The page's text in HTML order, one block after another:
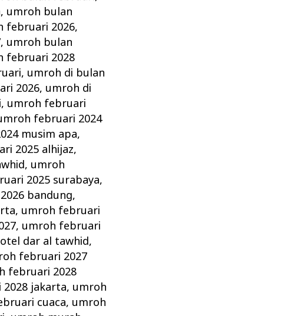
, umroh bulan
februari 2026,
, umroh bulan
februari 2028
, umroh di bulan
2026, umroh di
, umroh februari
februari 2024
musim apa,
2025 alhijaz,
, umroh
2025 surabaya,
bandung,
, umroh februari
, umroh februari
dar al tawhid,
februari 2027
februari 2028
jakarta, umroh
cuaca, umroh